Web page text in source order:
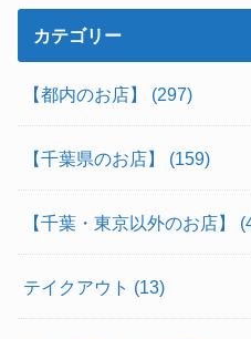
カテゴリー
【都内のお店】 (297)
【千葉県のお店】 (159)
【千葉・東京以外のお店】
テイクアウト (13)